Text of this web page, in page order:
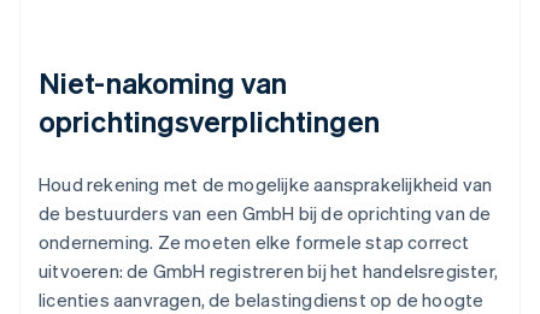
Niet-nakoming van
oprichtingsverplichtingen
Houd rekening met de mogelijke aansprakelijkheid van
de bestuurders van een GmbH bij de oprichting van de
onderneming. Ze moeten elke formele stap correct
uitvoeren: de GmbH registreren bij het handelsregister,
licenties aanvragen, de belastingdienst op de hoogte